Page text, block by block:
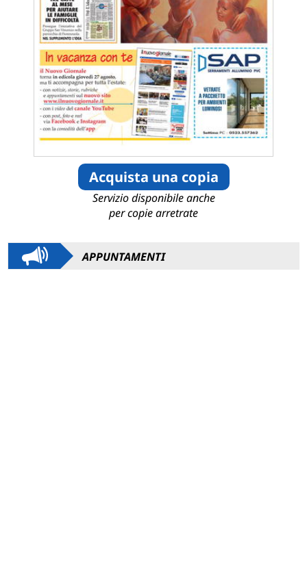
Acquista una copia
Servizio disponibile anche
per copie arretrate
APPUNTAMENTI